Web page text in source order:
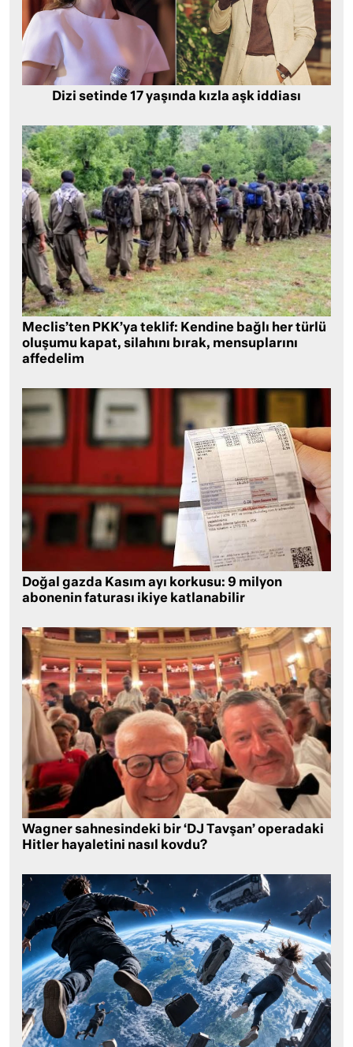
Dizi setinde 17 yaşında kızla aşk iddiası
Meclis’ten PKK’ya teklif: Kendine bağlı her türlü
oluşumu kapat, silahını bırak, mensuplarını
affedelim
Doğal gazda Kasım ayı korkusu: 9 milyon
abonenin faturası ikiye katlanabilir
Wagner sahnesindeki bir ‘DJ Tavşan’ operadaki
Hitler hayaletini nasıl kovdu?